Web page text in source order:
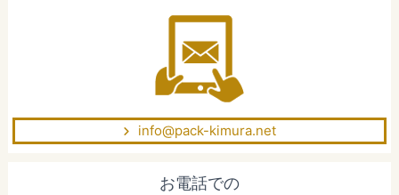
info@pack-kimura.net
お電話での